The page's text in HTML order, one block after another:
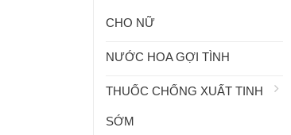
CHO NỮ
NƯỚC HOA GỢI TÌNH
THUỐC CHỐNG XUẤT TINH
SỚM